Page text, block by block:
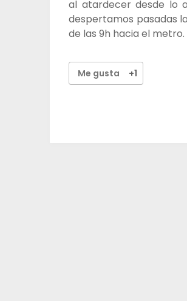
al atardecer desde lo
despertamos pasadas
de las 9h hacia el
Me gusta +1